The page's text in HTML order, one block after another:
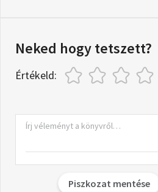
Neked hogy tetszett?
Értékeld:
Piszkozat mentése